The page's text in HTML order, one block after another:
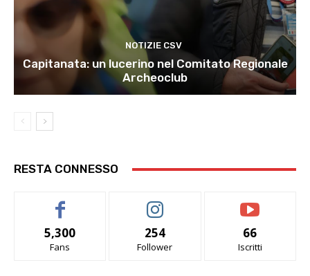
NOTIZIE CSV
Capitanata: un lucerino nel Comitato Regionale
Archeoclub
RESTA CONNESSO
5,300
Fans
254
Follower
66
Iscritti